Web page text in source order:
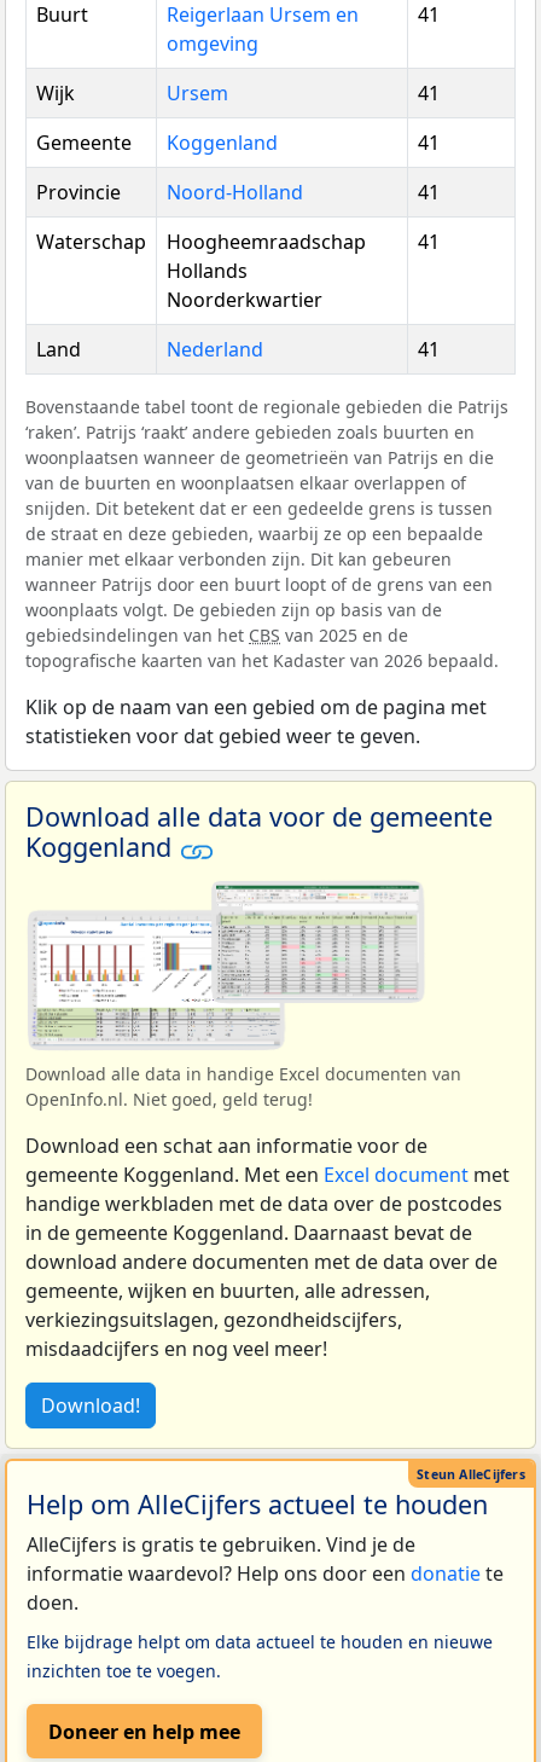
Buurt
Reigerlaan Ursem en
omgeving
41
Wijk Ursem
41
Gemeente
Koggenland
41
Provincie
Noord-Holland
41
Waterschap
Hoogheemraadschap
Hollands
Noorderkwartier
41
Land Nederland 41
Bovenstaande tabel toont de regionale gebieden die Patrijs
‘raken’. Patrijs ‘raakt’ andere gebieden zoals buurten en
woonplaatsen wanneer de geometrieën van Patrijs en die
van de buurten en woonplaatsen elkaar overlappen of
snijden. Dit betekent dat er een gedeelde grens is tussen
de straat en deze gebieden, waarbij ze op een bepaalde
manier met elkaar verbonden zijn. Dit kan gebeuren
wanneer Patrijs door een buurt loopt of de grens van een
woonplaats volgt. De gebieden zijn op basis van de
gebiedsindelingen van het CBS van 2025 en de
topografische kaarten van het Kadaster van 2026 bepaald.
Klik op de naam van een gebied om de pagina met
statistieken voor dat gebied weer te geven.
Download alle data voor de gemeente
Koggenland
Download alle data in handige Excel documenten van
OpenInfo.nl. Niet goed, geld terug!
Download een schat aan informatie voor de
gemeente Koggenland. Met een Excel document met
handige werkbladen met de data over de postcodes
in de gemeente Koggenland. Daarnaast bevat de
download andere documenten met de data over de
gemeente, wijken en buurten, alle adressen,
verkiezingsuitslagen, gezondheidscijfers,
misdaadcijfers en nog veel meer!
Download!
Help om AlleCijfers actueel te houden
AlleCijfers is gratis te gebruiken. Vind je de
informatie waardevol? Help ons door een donatiete
doen.
Elke bijdrage helpt om data actueel te houden en nieuwe
inzichten toe te voegen.
Doneer en help mee